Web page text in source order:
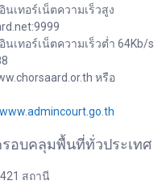
เทอร์เน็ตความเร็วสูง
ทอร์เน็ตความเร็วต่ำ 64Kb/s
หรือ
www.admincourt.go.th
รอบคลุมพื้นที่ทั่วประเทศ
สถานี